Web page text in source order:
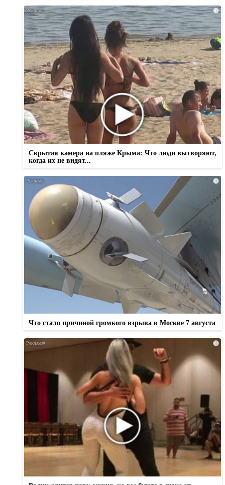
i
Скрытая камера на пляже Крыма: Что люди вытворяют,
когда их не видят...
i
Что стало причиной громкого взрыва в Москве 7 августа
i